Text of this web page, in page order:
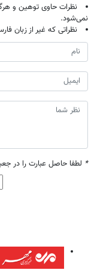
نظرات حاوی توهین و
نمی‌شود.
نظراتی که غیر از زبان
* لطفا حاصل عبارت را در